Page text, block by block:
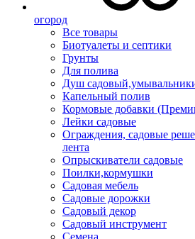
огород
Все товары
Биотуалеты и септики
Грунты
Для полива
Душ
Капельный полив
Кормовые добавки
Лейки садовые
Ограждения, садовые
лента
Опрыскиватели садовые
Поилки,кормушки
Садовая мебель
Садовые дорожки
Садовый декор
Садовый инструмент
Семена